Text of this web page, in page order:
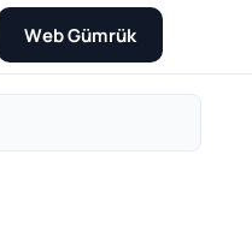
Web Gümrük